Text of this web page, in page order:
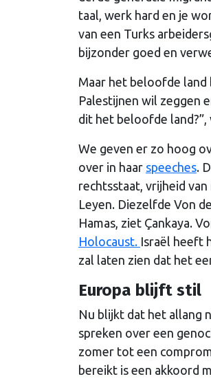
taal, werk hard en je
van een Turks
bijzonder goed en
Maar het beloofde land
Palestijnen wil zeggen
dit het beloofde land?”,
We geven er zo hoog
over in haar speeches.
rechtsstaat, vrijheid
Leyen. Diezelfde Von
Hamas, ziet Çankaya.
Holocaust. Israël heeft
zal laten zien dat het
Europa blijft stil
Nu blijkt dat het allang
spreken over een
zomer tot een
bereikt is een akkoord